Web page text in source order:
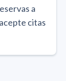
a
citas